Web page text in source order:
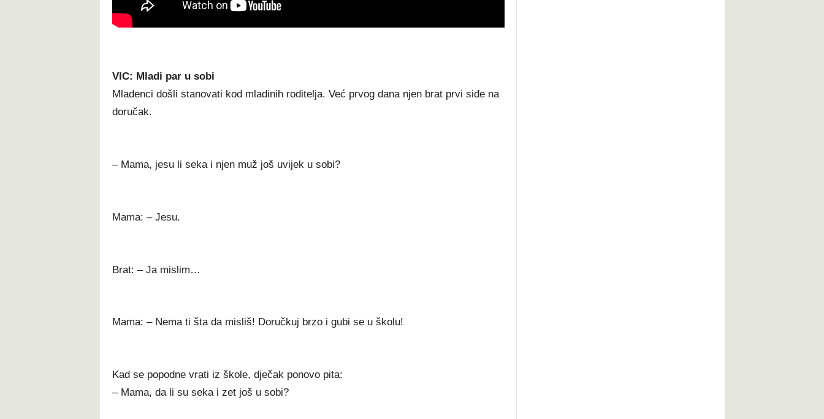
VIC: Mladi par u sobi
Mladenci došli stanovati kod mladinih roditelja. Već prvog dana njen brat prvi siđe na
doručak.
– Mama, jesu li seka i njen muž još uvijek u sobi?
Mama: – Jesu.
Brat: – Ja mislim…
Mama: – Nema ti šta da misliš! Doručkuj brzo i gubi se u školu!
Kad se popodne vrati iz škole, dječak ponovo pita:
– Mama, da li su seka i zet još u sobi?